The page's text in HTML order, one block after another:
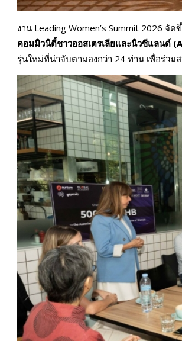
งาน Leading Women’s Summit 2026 จัด
คอมมิวนิตี้ชาวออสเตรเลียและนิวซีแลนด์
รุ่นใหม่ที่น่าจับตามองกว่า 24 ท่าน เพื่อร่วม